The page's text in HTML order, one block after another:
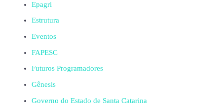
Epagri
Estrutura
Eventos
FAPESC
Futuros Programadores
Gênesis
Governo do Estado de Santa Catarina